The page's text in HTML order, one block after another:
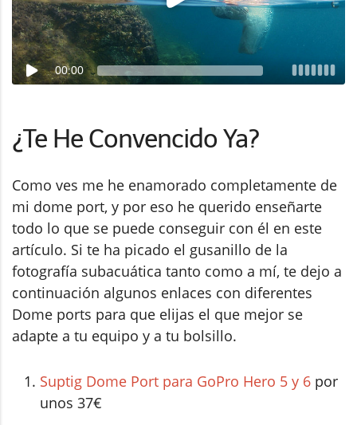
00:00
¿Te He Convencido Ya?
Como ves me he enamorado completamente de
mi dome port, y por eso he querido enseñarte
todo lo que se puede conseguir con él en este
artículo. Si te ha picado el gusanillo de la
fotografía subacuática tanto como a mí, te dejo a
continuación algunos enlaces con diferentes
Dome ports para que elijas el que mejor se
adapte a tu equipo y a tu bolsillo.
Suptig Dome Port para GoPro Hero 5 y 6 por
unos 37€